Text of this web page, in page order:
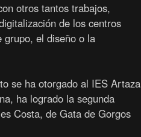
otros tantos trabajos,
de los centros
grupo, el diseño o la
se ha otorgado al IES Artaza
ha logrado la segunda
Costa, de Gata de Gorgos